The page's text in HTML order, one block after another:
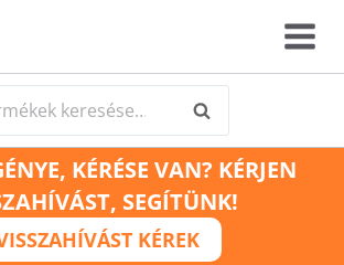
Keresés
KÉRÉSE VAN? KÉRJEN
SEGÍTÜNK!
KÉREK